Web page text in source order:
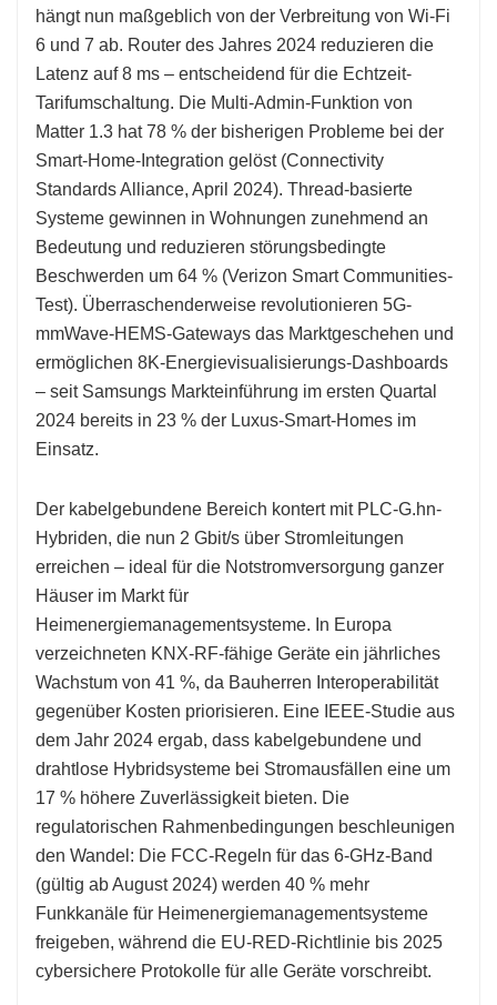
hängt nun maßgeblich von der Verbreitung von Wi-Fi
6 und 7 ab. Router des Jahres 2024 reduzieren die
Latenz auf 8 ms – entscheidend für die Echtzeit-
Tarifumschaltung. Die Multi-Admin-Funktion von
Matter 1.3 hat 78 % der bisherigen Probleme bei der
Smart-Home-Integration gelöst (Connectivity
Standards Alliance, April 2024). Thread-basierte
Systeme gewinnen in Wohnungen zunehmend an
Bedeutung und reduzieren störungsbedingte
Beschwerden um 64 % (Verizon Smart Communities-
Test). Überraschenderweise revolutionieren 5G-
mmWave-HEMS-Gateways das Marktgeschehen und
ermöglichen 8K-Energievisualisierungs-Dashboards
– seit Samsungs Markteinführung im ersten Quartal
2024 bereits in 23 % der Luxus-Smart-Homes im
Einsatz.
Der kabelgebundene Bereich kontert mit PLC-G.hn-
Hybriden, die nun 2 Gbit/s über Stromleitungen
erreichen – ideal für die Notstromversorgung ganzer
Häuser im Markt für
Heimenergiemanagementsysteme. In Europa
verzeichneten KNX-RF-fähige Geräte ein jährliches
Wachstum von 41 %, da Bauherren Interoperabilität
gegenüber Kosten priorisieren. Eine IEEE-Studie aus
dem Jahr 2024 ergab, dass kabelgebundene und
drahtlose Hybridsysteme bei Stromausfällen eine um
17 % höhere Zuverlässigkeit bieten. Die
regulatorischen Rahmenbedingungen beschleunigen
den Wandel: Die FCC-Regeln für das 6-GHz-Band
(gültig ab August 2024) werden 40 % mehr
Funkkanäle für Heimenergiemanagementsysteme
freigeben, während die EU-RED-Richtlinie bis 2025
cybersichere Protokolle für alle Geräte vorschreibt.